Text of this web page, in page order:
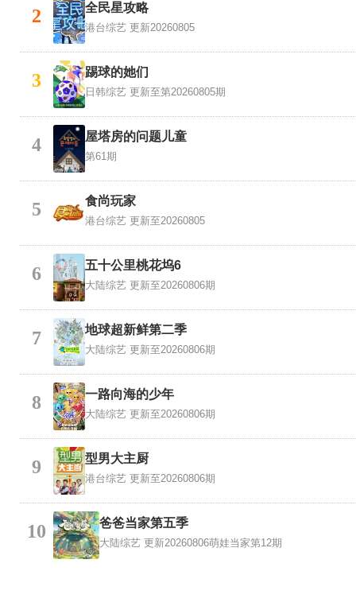
2 全民星攻略
港台综艺 更新20260805
3 踢球的她们
日韩综艺 更新至第20260805期
4 屋塔房的问题儿童
第61期
5 食尚玩家
港台综艺 更新至20260805
6 五十公里桃花坞6
大陆综艺 更新至20260806期
7 地球超新鲜第二季
大陆综艺 更新至20260806期
8 一路向海的少年
大陆综艺 更新至20260806期
9 型男大主厨
港台综艺 更新至20260806期
10 爸爸当家第五季
大陆综艺 更新20260806萌娃当家第12期